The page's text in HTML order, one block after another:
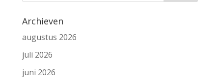
Archieven
augustus 2026
juli 2026
juni 2026